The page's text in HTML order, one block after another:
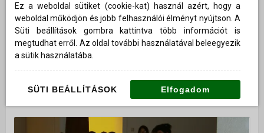
Ez a weboldal sütiket (cookie-kat) használ azért, hogy a
weboldal működjön és jobb felhasználói élményt nyújtson. A
Süti beállítások gombra kattintva több információt is
megtudhat erről. Az oldal további használatával beleegyezik
a sütik használatába.
SÜTI BEÁLLÍTÁSOK Elfogadom